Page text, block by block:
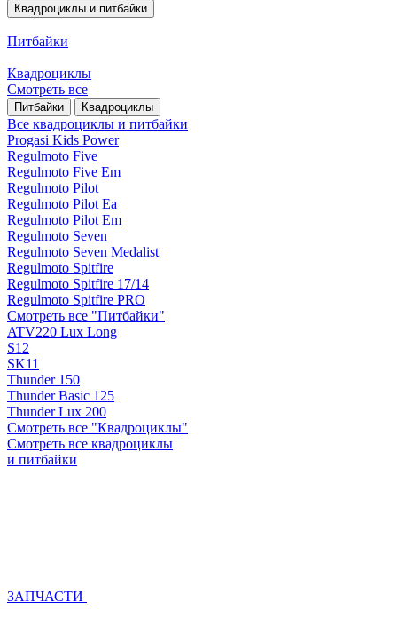
Квадроциклы и питбайки
Питбайки
Квадроциклы
Смотреть все
Питбайки Квадроциклы
Все квадроциклы и питбайки
Progasi Kids Power
Regulmoto Five
Regulmoto Five Em
Regulmoto Pilot
Regulmoto Pilot Ea
Regulmoto Pilot Em
Regulmoto Seven
Regulmoto Seven Medalist
Regulmoto Spitfire
Regulmoto Spitfire 17/14
Regulmoto Spitfire PRO
Смотреть все "Питбайки"
ATV220 Lux Long
S12
SK11
Thunder 150
Thunder Basic 125
Thunder Lux 200
Смотреть все "Квадроциклы"
Смотреть все квадроциклы
и питбайки
ЗАПЧАСТИ